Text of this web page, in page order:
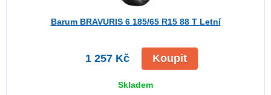
Barum BRAVURIS 6 185/65 R15 88 T Letní
1 257 Kč Koupit
Skladem